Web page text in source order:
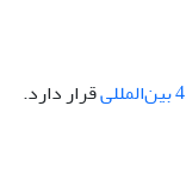
قرار دارد.